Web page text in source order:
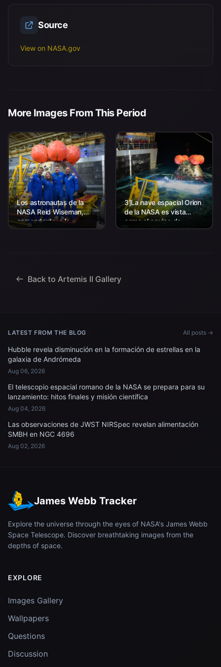
Source
View on NASA.gov
More Images From This Period
Los astronautas de la
NASA Reid Wiseman,
comandante; a la
izquierda, Christina Koch,
Hansen, especialista en
3]La nave espacial Orion
de la NASA es vista
como el equipo de
Aterrizaje y Recuperación
Back to Artemis II Gallery
LATEST FROM THE BLOG All posts →
Hubble revela disminución en la formación de estrellas en la
galaxia de Andrómeda
Aug 06, 2026
El telescopio espacial romano de la NASA se prepara para su
lanzamiento: hitos finales y misión científica
Aug 04, 2026
Las observaciones de JWST NIRSpec revelan alimentación
SMBH en NGC 4696
Aug 02, 2026
James Webb Tracker
Explore the universe through the eyes of NASA's James Webb
Space Telescope. Discover breathtaking images from the
depths of space.
EXPLORE
Images Gallery
Wallpapers
Questions
Discussion